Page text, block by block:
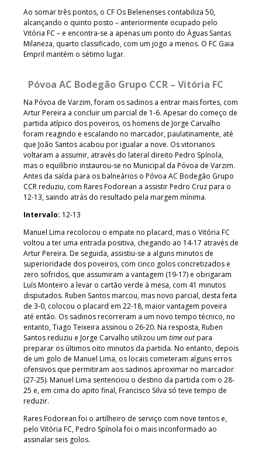
Ao somar três pontos, o CF Os Belenenses contabiliza 50,
alcançando o quinto posto – anteriormente ocupado pelo
Vitória FC – e encontra-se a apenas um ponto do Águas Santas
Milaneza, quarto classificado, com um jogo a menos. O FC Gaia
Empril mantém o sétimo lugar.
Póvoa AC Bodegão Grupo CCR – Vitória FC
Na Póvoa de Varzim, foram os sadinos a entrar mais fortes, com
Artur Pereira a concluir um parcial de 1-6. Apesar do começo de
partida atípico dos poveiros, os homens de Jorge Carvalho
foram reagindo e escalando no marcador, paulatinamente, até
que João Santos acabou por igualar a nove. Os vitorianos
voltaram a assumir, através do lateral direito Pedro Spínola,
mas o equilíbrio instaurou-se no Municipal da Póvoa de Varzim.
Antes da saída para os balneários o Póvoa AC Bodegão Grupo
CCR reduziu, com Rares Fodorean a assistir Pedro Cruz para o
12-13, saindo atrás do resultado pela margem mínima.
Intervalo: 12-13
Manuel Lima recolocou o empate no placard, mas o Vitória FC
voltou a ter uma entrada positiva, chegando ao 14-17 através de
Artur Pereira. De seguida, assistiu-se a alguns minutos de
superioridade dos poveiros, com cinco golos concretizados e
zero sofridos, que assumiram a vantagem (19-17) e obrigaram
Luís Monteiro a levar o cartão verde à mesa, com 41 minutos
disputados. Ruben Santos marcou, mas novo parcial, desta feita
de 3-0, colocou o placard em 22-18, maior vantagem poveira
até então. Os sadinos recorreram a um novo tempo técnico, no
entanto, Tiago Teixeira assinou o 26-20. Na resposta, Ruben
Santos reduziu e Jorge Carvalho utilizou um time outpara
preparar os últimos oito minutos da partida. No entanto, depois
de um golo de Manuel Lima, os locais cometeram alguns erros
ofensivos que permitiram aos sadinos aproximar no marcador
(27-25). Manuel Lima sentenciou o destino da partida com o 28-
25 e, em cima do apito final, Francisco Silva só teve tempo de
reduzir.
Rares Fodorean foi o artilheiro de serviço com nove tentos e,
pelo Vitória FC, Pedro Spínola foi o mais inconformado ao
assinalar seis golos.